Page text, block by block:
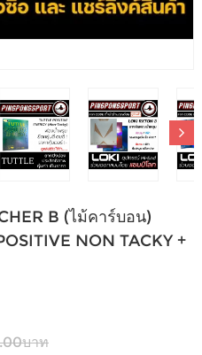
B (ไม้คาร์บอน)
NON TACKY +
บาท